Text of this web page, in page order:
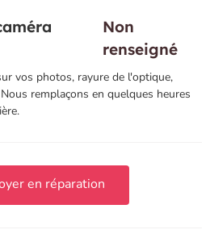
Non
renseigné
vos photos, rayure de l'optique,
remplaçons en quelques heures
en réparation